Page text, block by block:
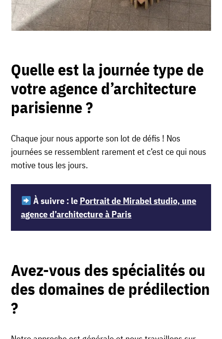
Quelle est la journée type de
votre agence d’architecture
parisienne?
Chaque jour nous apporte son lot de défis ! Nos
journées se ressemblent rarement et c’est ce qui nous
motive tous les jours.
À suivre : le Portrait de Mirabel studio, une
agence d’architecture à Paris
Avez-vous des spécialités ou
des domaines de prédilection
?